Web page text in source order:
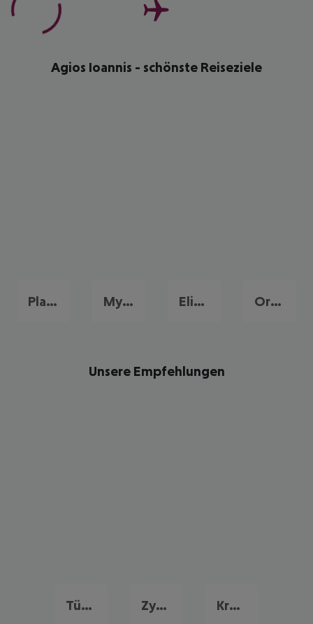
Agios Ioannis - schönste Reiseziele
Platys Gialos Mykonos Stadt Elia Beach Ornos
Unsere Empfehlungen
Türkei Urlaub Zypern Last Minute Kroatien Last Minute